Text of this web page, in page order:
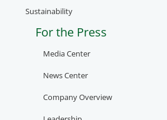
Sustainability
For the Press
Media Center
News Center
Company Overview